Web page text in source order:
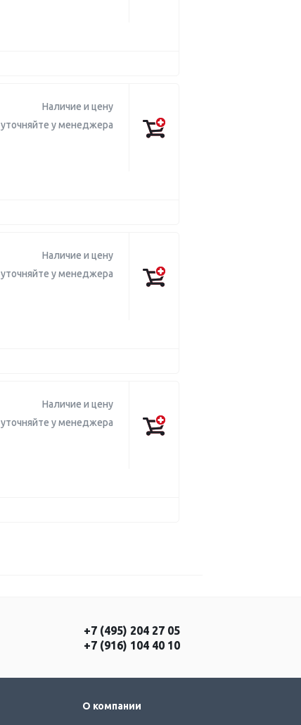
Наличие и цену
уточняйте у менеджера
Наличие и цену
уточняйте у менеджера
Наличие и цену
уточняйте у менеджера
+7 (495) 204 27 05
+7 (916) 104 40 10
О компании